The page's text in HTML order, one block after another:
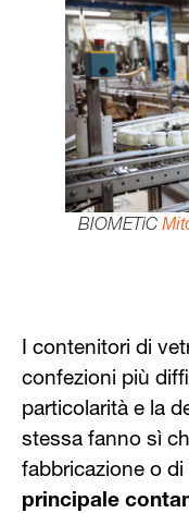
BIOMETiC
I contenitori di
confezioni più
particolarità e la
stessa fanno sì
fabbricazione o di
principale